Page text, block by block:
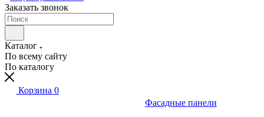
Заказать звонок
Каталог
По всему сайту
По каталогу
Корзина 0
Фасадные панели